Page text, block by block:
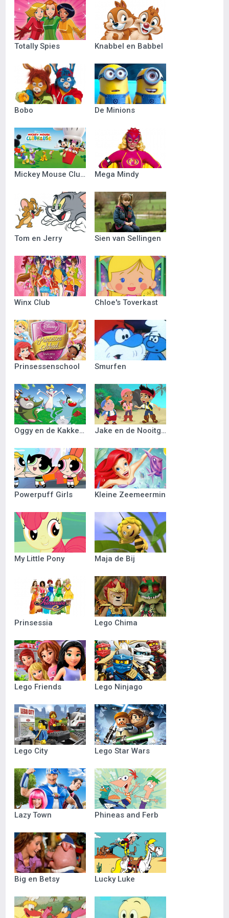
Totally Spies Knabbel en Babbel
Bobo De Minions
Mickey Mouse Clubhuis Mega Mindy
Tom en Jerry Sien van Sellingen
Winx Club Chloe's Toverkast
Prinsessenschool Smurfen
Oggy en de Kakkerlakken Jake en de Nooitgedacht Piraten
Powerpuff Girls Kleine Zeemeermin
My Little Pony Maja de Bij
Prinsessia Lego Chima
Lego Friends Lego Ninjago
Lego City Lego Star Wars
Lazy Town Phineas and Ferb
Big en Betsy Lucky Luke